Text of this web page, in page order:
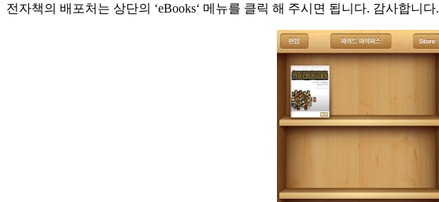
전자책의 배포처는 상단의 ‘eBooks‘ 메뉴를 클릭 해 주시면 됩니다. 감사합니다.